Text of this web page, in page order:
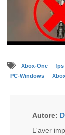
Xbox-One fps
PC-Windows
Autore:
L'aver